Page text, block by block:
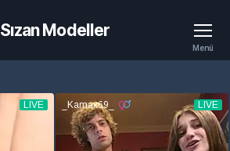
Sızan Modeller
Menü